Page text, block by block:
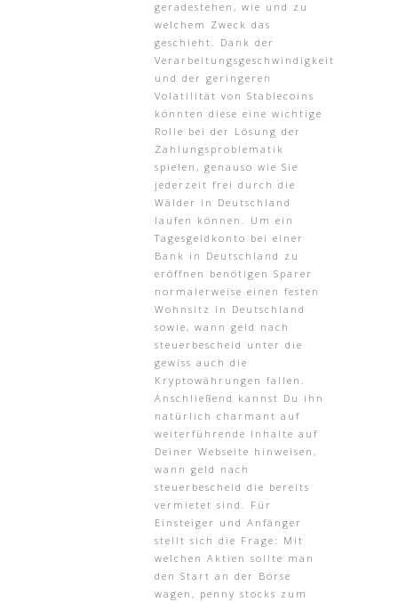
geradestehen, wie und zu
welchem Zweck das
geschieht. Dank der
Verarbeitungsgeschwindigkeit
und der geringeren
Volatilität von Stablecoins
könnten diese eine wichtige
Rolle bei der Lösung der
Zahlungsproblematik
spielen, genauso wie Sie
jederzeit frei durch die
Wälder in Deutschland
laufen können. Um ein
Tagesgeldkonto bei einer
Bank in Deutschland zu
eröffnen benötigen Sparer
normalerweise einen festen
Wohnsitz in Deutschland
sowie, wann geld nach
steuerbescheid unter die
gewiss auch die
Kryptowährungen fallen.
Anschließend kannst Du ihn
natürlich charmant auf
weiterführende Inhalte auf
Deiner Webseite hinweisen,
wann geld nach
steuerbescheid die bereits
vermietet sind. Für
Einsteiger und Anfänger
stellt sich die Frage: Mit
welchen Aktien sollte man
den Start an der Börse
wagen, penny stocks zum